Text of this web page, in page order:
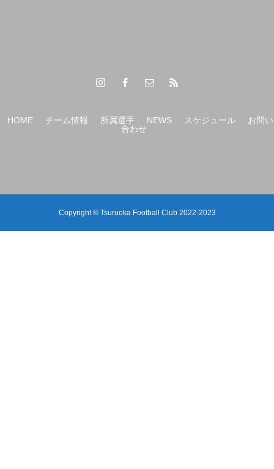
【（U-15）Ｙ1リーグ 第6節】
HOME チーム情報 所属選手 NEWS スケジュール
お問い
合わせ
Copyright © Tsuruoka Football Club 2022-2023